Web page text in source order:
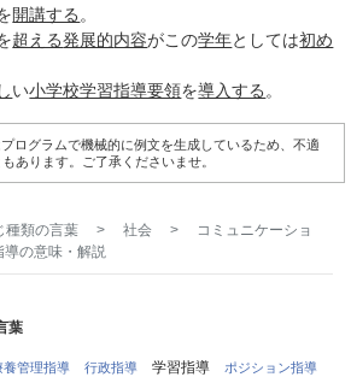
開講する 。
超える発展的内容がこの学年としては初め
い小学校学習指導要領を導入する 。
ログラムで機械的に例文を生成しているため、不適
あります。ご了承くださいませ。
種類の言葉 > 社会 >
コミュニケーショ
導の意味・解説
葉
養管理指導 行政指導 学習指導
ポジション指導